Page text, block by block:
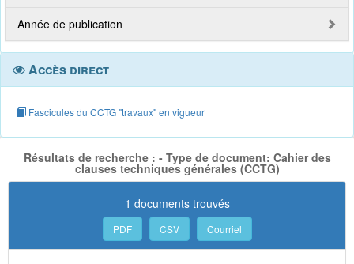
Année de publication
Accès direct
Fascicules du CCTG "travaux" en vigueur
Résultats de recherche : - Type de document: Cahier des
clauses techniques générales (CCTG)
1 documents trouvés
PDF CSV Courriel